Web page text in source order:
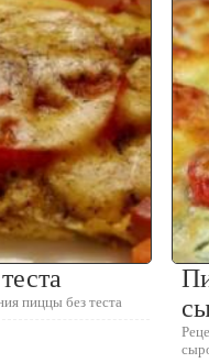
пиццы без теста